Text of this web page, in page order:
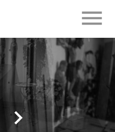
UNS

